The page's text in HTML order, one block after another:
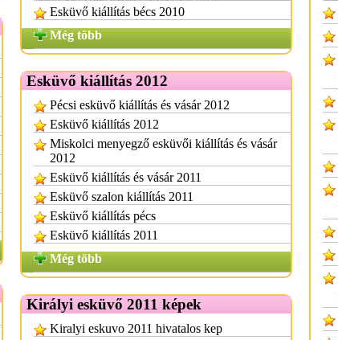
Esküvő kiállítás bécs 2010
Még több
Esküvő kiállítás 2012
Pécsi esküvő kiállítás és vásár 2012
Esküvő kiállítás 2012
Miskolci menyegző esküvői kiállítás és vásár
2012
Esküvő kiállítás és vásár 2011
Esküvő szalon kiállítás 2011
Esküvő kiállítás pécs
Esküvő kiállítás 2011
Még több
Királyi esküvő 2011 képek
Kiralyi eskuvo 2011 hivatalos kep